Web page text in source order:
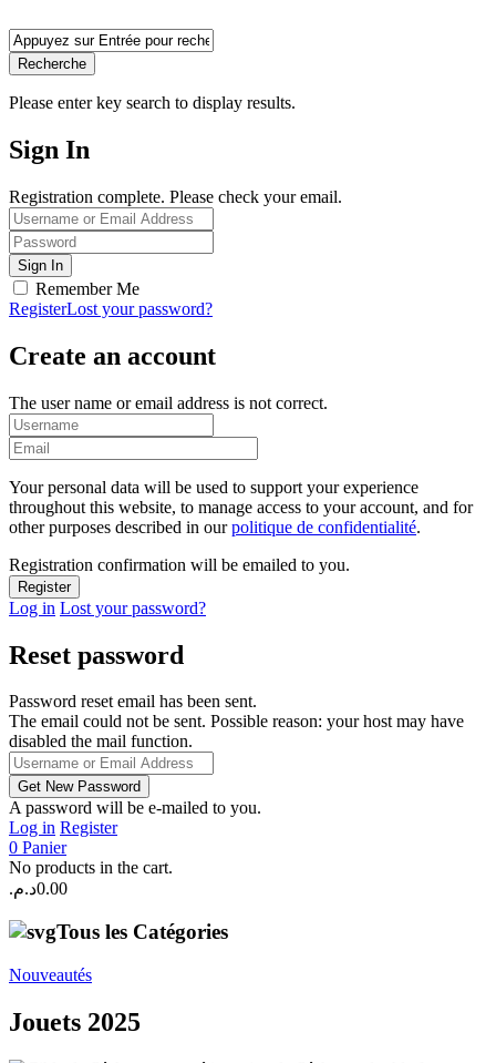
Recherche
Please enter key search to display results.
Sign In
Registration complete. Please check your email.
Remember Me
RegisterLost your password?
Create an account
The user name or email address is not correct.
Your personal data will be used to support your experience
throughout this website, to manage access to your account, and for
other purposes described in ourpolitique de confidentialité.
Registration confirmation will be emailed to you.
Log in Lost your password?
Reset password
Password reset email has been sent.
The email could not be sent. Possible reason: your host may have
disabled the mail function.
A password will be e-mailed to you.
Log in Register
0 Panier
No products in the cart.
0.00د.م.
Tous les Catégories
Nouveautés
Jouets 2025